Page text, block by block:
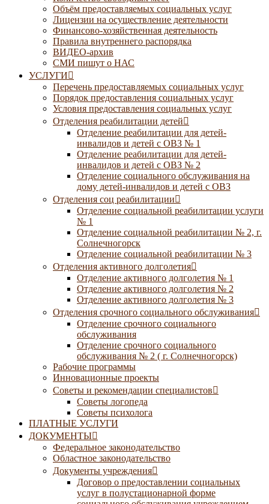
Объём предоставляемых социальных услуг
Лицензии на осуществление деятельности
Финансово-хозяйственная деятельность
Правила внутреннего распорядка
ВИДЕО-архив
СМИ пишут о НАС
УСЛУГИ
Перечень предоставляемых социальных услуг
Порядок предоставления социальных услуг
Условия предоставления социальных услуг
Отделения реабилитации детей
Отделение реабилитации для детей-
инвалидов и детей с ОВЗ № 1
Отделение реабилитации для детей-
инвалидов и детей с ОВЗ № 2
Отделение социального обслуживания на
дому детей-инвалидов и детей с ОВЗ
Отделения соц реабилитации
Отделение социальной реабилитации услуги
№ 1
Отделение социальной реабилитации № 2, г.
Солнечногорск
Отделение социальной реабилитации № 3
Отделения активного долголетия
Отделение активного долголетия № 1
Отделение активного долголетия № 2
Отделение активного долголетия № 3
Отделения срочного социального обслуживания
Отделение срочного социального
обслуживания
Отделение срочного социального
обслуживания № 2 ( г. Солнечногорск)
Рабочие программы
Инновационные проекты
Советы и рекомендации специалистов
Советы логопеда
Советы психолога
ПЛАТНЫЕ УСЛУГИ
ДОКУМЕНТЫ
Федеральное законодательство
Областное законодательство
Документы учреждения
Договор о предоставлении социальных
услуг в полустационарной форме